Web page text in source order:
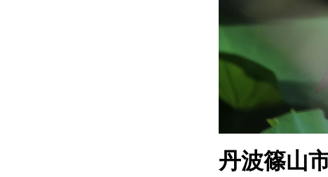
丹波篠山